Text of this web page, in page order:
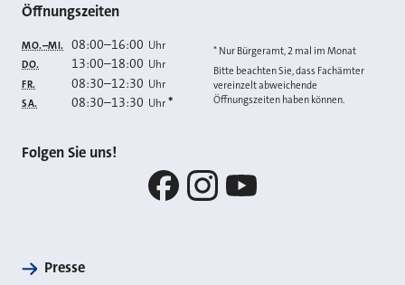
Öffnungszeiten
MO.–MI. 08:00–16:00 Uhr
DO. 13:00–18:00 Uhr
FR. 08:30–12:30 Uhr
SA. 08:30–13:30 Uhr *
* Nur Bürgeramt, 2 mal im Monat
Bitte beachten Sie, dass Fachämter
vereinzelt abweichende
Öffnungszeiten haben können.
Folgen Sie uns!
Presse